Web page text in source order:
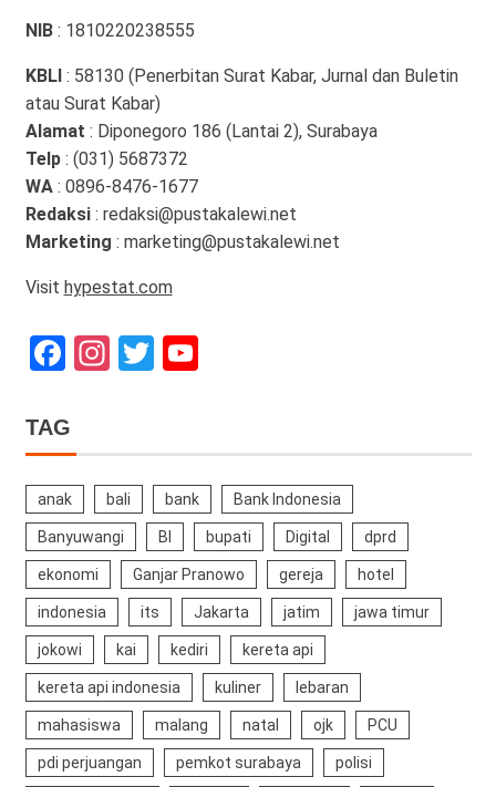
NIB : 1810220238555
KBLI : 58130 (Penerbitan Surat Kabar, Jurnal dan Buletin
atau Surat Kabar)
Alamat : Diponegoro 186 (Lantai 2), Surabaya
Telp: (031) 5687372
WA: 0896-8476-1677
Redaksi: redaksi@pustakalewi.net
Marketing : marketing@pustakalewi.net
Visit hypestat.com
Facebook
Instagram
TwitterYouTube
TAG
anak bali bank Bank Indonesia
Banyuwangi BI bupati Digital dprd
ekonomi Ganjar Pranowo gereja hotel
indonesia its Jakarta jatim jawa timur
jokowi kai kediri kereta api
kereta api indonesia kuliner lebaran
mahasiswa malang natal ojk PCU
pdi perjuangan pemkot surabaya polisi